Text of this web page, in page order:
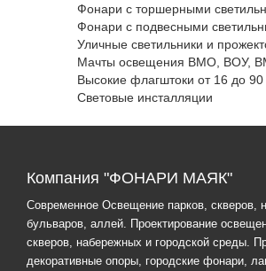
Фонари с торшерными
Фонари с подвесными
Уличные светильники и
Мачты освещения ВМО, ВОУ,
Высокие флагштоки от 16 до
Световые инсталляции
Компания "ФОНАРИ МАЯК"
Современное Освещение парков, скверов,
бульваров, аллей. Проектирование
скверов, набережных и городской среды.
декоративные опоры, городские фонари,